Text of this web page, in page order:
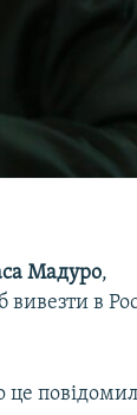
Мадуро,
вивезти в
це